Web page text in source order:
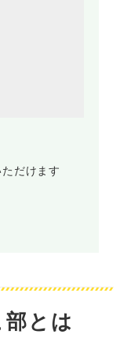
だけます
とは